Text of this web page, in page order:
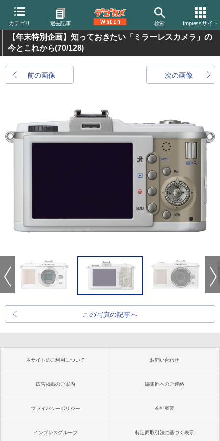
カテゴリ 過去記事 検索 Impressサイト
【年末特別企画】知っておきたい「ミラーレスカメラ」の
今とこれから(70/128)
前の画像 次の画像
この写真の記事へ
本サイトのご利用について お問い合わせ
広告掲載のご案内 編集部へのご連絡
プライバシーポリシー 会社概要
インプレスグループ 特定商取引法に基づく表示